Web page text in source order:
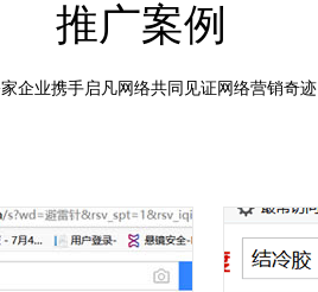
推广案例
家企业携手启凡网络共同见证网络营销奇迹